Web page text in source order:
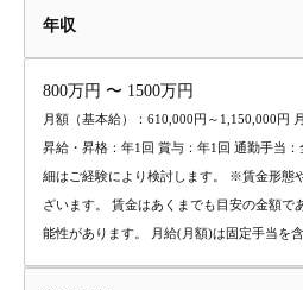
年収
800万円 〜 1500万円
月額（基本給）：610,000円～1,150,000円
昇給・昇格：年1回 賞与：年1回 通勤手当
細はご経験により検討します。 ※賃金形態
ざいます。 賃金はあくまでも目安の金額で
能性があります。 月給(月額)は固定手当を含